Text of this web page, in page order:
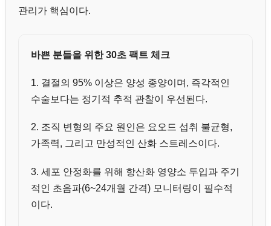
관리가 핵심이다.
바쁜 분들을 위한 30초 팩트 체크
1. 결절의 95% 이상은 양성 종양이며, 즉각적인
수술보다는 정기적 추적 관찰이 우선된다.
2. 조직 변형의 주요 원인은 요오드 섭취 불균형,
가족력, 그리고 만성적인 산화 스트레스이다.
3. 세포 안정화를 위해 항산화 영양소 투입과 주기
적인 초음파(6~24개월 간격) 모니터링이 필수적
이다.